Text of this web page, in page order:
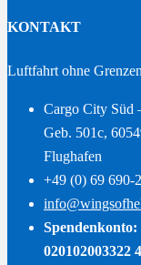
KONTAKT
Luftfahrt ohne
Cargo City Süd
Geb. 501c,
Flughafen
+49 (0) 69 690-
020102003322